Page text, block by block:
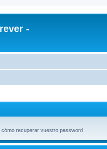
-
cómo recuperar vuestro password